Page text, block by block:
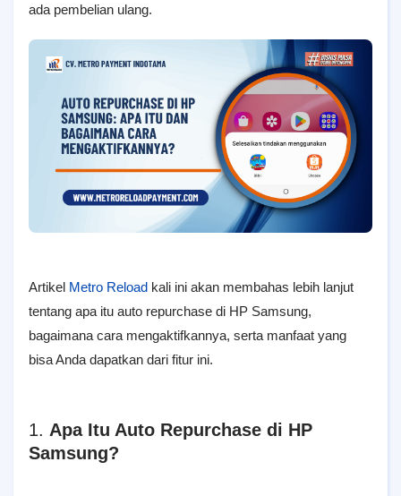
ada pembelian ulang.
Artikel Metro Reload kali ini akan membahas lebih lanjut
tentang apa itu auto repurchase di HP Samsung,
bagaimana cara mengaktifkannya, serta manfaat yang
bisa Anda dapatkan dari fitur ini.
1. Apa Itu Auto Repurchase di HP
Samsung?